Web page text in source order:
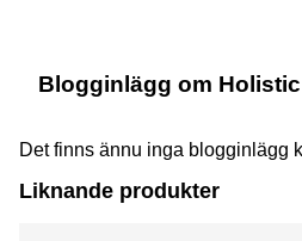
Blogginlägg om
Det finns ännu inga blogginlägg
Liknande produkter